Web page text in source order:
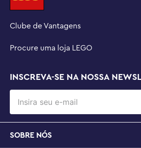
Clube de Vantagens
Procure uma loja LEGO
INSCREVA-SE NA NOSSA
SOBRE NÓS